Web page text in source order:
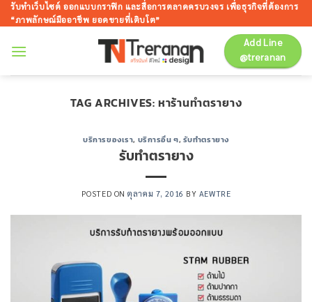
ข้าม
ไป
เนื้อหา
รับทำเว็บไซต์ ออกแบบกราฟิก และสื่อการตลาดครบวงจร เพื่อธุรกิจที่ต้องการ
“ภาพลักษณ์มืออาชีพ ยอดขายที่เติบโต”
Add Line
@treranan
TAG ARCHIVES: หาร้านทำตรายาง
บริการของเรา, บริการอื่น ๆ, รับทำตรายาง
รับทำตรายาง
POSTED ONตุลาคม 7, 2016 BY AEWTRE